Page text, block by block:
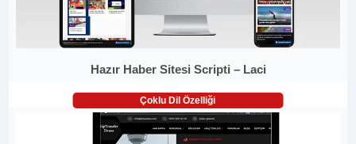
Hazır Haber Sitesi Scripti – Laci
Çoklu Dil Özelliği